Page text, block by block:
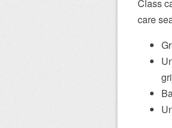
Class
care